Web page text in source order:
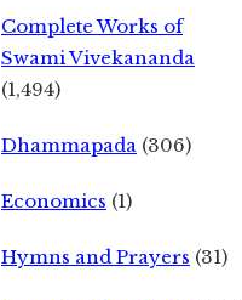
Complete Works of
Swami Vivekananda
(1,494)
Dhammapada (306)
Economics (1)
Hymns and Prayers (31)